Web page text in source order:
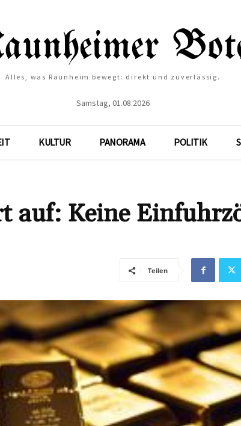
Alles, was Raunheim bewegt: direkt und zuverlässig.
Samstag, 01.08.2026
KULTUR PANORAMA POLITIK
auf: Keine
Teilen